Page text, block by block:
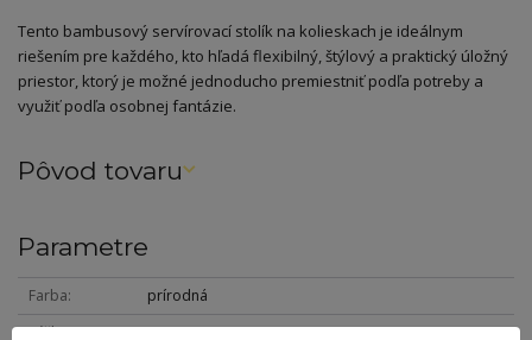
Tento bambusový servírovací stolík na kolieskach je ideálnym
riešením pre každého, kto hľadá flexibilný, štýlový a praktický úložný
priestor, ktorý je možné jednoducho premiestniť podľa potreby a
využiť podľa osobnej fantázie.
Pôvod tovaru
Parametre
Farba
prírodná
Výška
83 cm